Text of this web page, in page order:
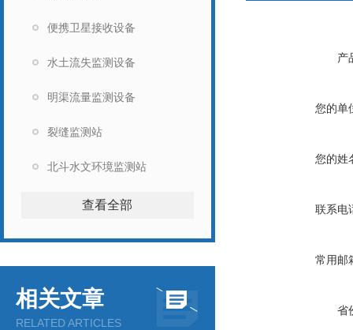
便携卫星接收设备
水土流失监测设备
明渠流量监测设备
裂缝监测站
北斗水文环境监测站
查看全部
相关文章
RELATED ARTICLES
产
您的单
您的姓
联系电
常用邮
省